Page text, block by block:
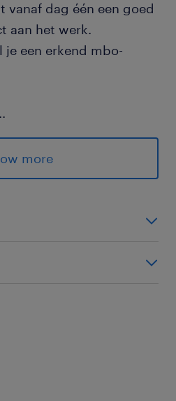
vanaf dag één een goed
aan het werk.
je een erkend mbo-
bruto per maand
een erkend mbo-
contract na je opleiding
is niet nodig.
more